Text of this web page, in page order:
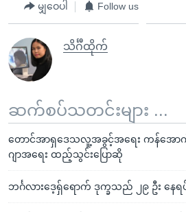
မျှဝေပါ Follow us
သိင်္ဂီထိုက်
ဆက်စပ်သတင်းများ ...
တောင်အာရှဒေသလူ့အခွင့်အရေး ကန်အော
ဂျာအရေး ထည့်သွင်းပြောဆို
ဘင်္ဂလားဒေ့ရှ်ရောက် ဒုက္ခသည် ၂၉ ဦး နေရပ်